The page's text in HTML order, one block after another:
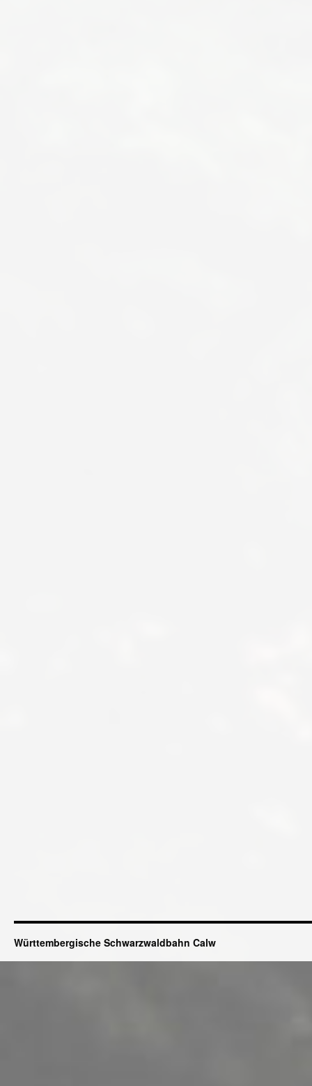
Württembergische Schwarzwaldbahn Calw